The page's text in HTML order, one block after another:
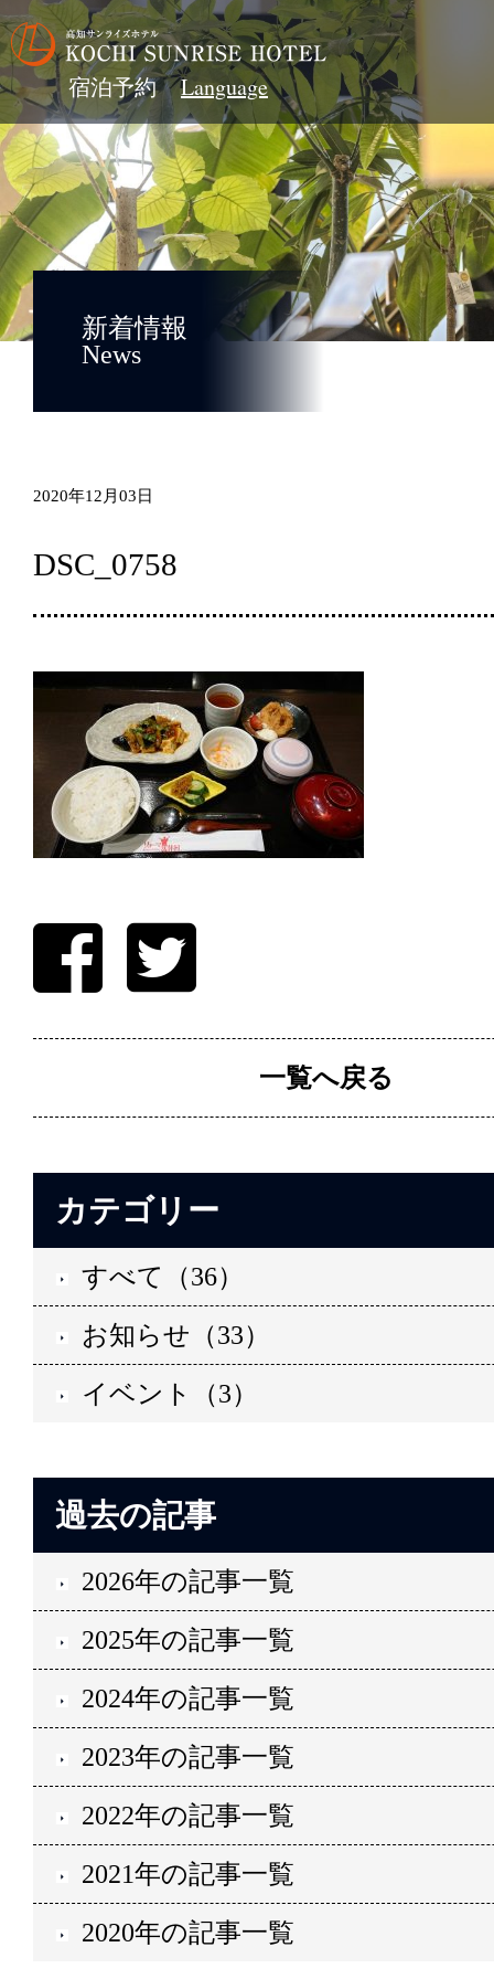
宿泊予約
新着情報
News
2020年12月03日
DSC_0758
一覧へ戻る
カテゴリー
すべて（36）
お知らせ（33）
イベント（3）
過去の記事
2026年の記事一覧
2025年の記事一覧
2024年の記事一覧
2023年の記事一覧
2022年の記事一覧
2021年の記事一覧
2020年の記事一覧